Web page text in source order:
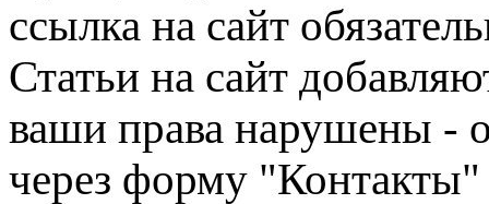
ссылка на сайт
Статьи на сайт
ваши права нарушены -
через форму "Контакты"